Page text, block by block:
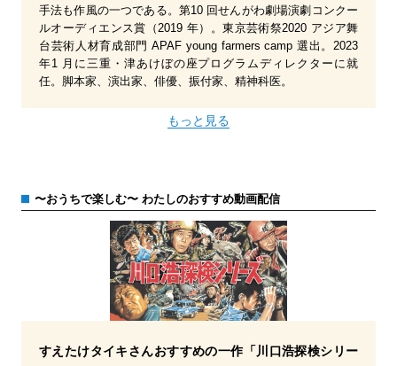
手法も作風の一つである。第10 回せんがわ劇場演劇コンクー
ルオーディエンス賞（2019 年）。東京芸術祭2020 アジア舞
台芸術人材育成部門 APAF young farmers camp 選出。2023
年1 月に三重・津あけぼの座プログラムディレクターに就
任。脚本家、演出家、俳優、振付家、精神科医。
もっと見る
〜おうちで楽しむ〜 わたしのおすすめ動画配信
すえたけタイキさんおすすめの一作「川口浩探検シリー